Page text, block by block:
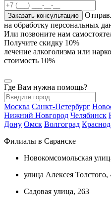
Заказать консультацию
на обработку персональных
Или позвоните нам
Получите скидку 10%
лечение алкоголизма или
стоимость 10%
Где Вам нужна помощь?
Москва Санкт-Петербург
Нижний Новгород Челябинск
Дону Омск Волгоград
Филиалы в Саранске
Новокомсомольская
улица Алексея Толстого,
Садовая улица, 263